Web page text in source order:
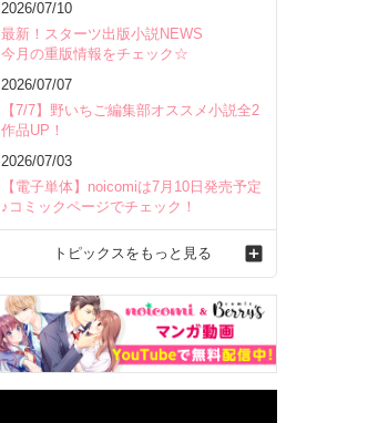
2026/07/10
最新！スターツ出版小説NEWS
今月の重版情報をチェック☆
2026/07/07
【7/7】野いちご編集部オススメ小説全2
作品UP！
2026/07/03
【電子単体】noicomiは7月10日発売予定
♪コミックページでチェック！
トピックスをもっと見る